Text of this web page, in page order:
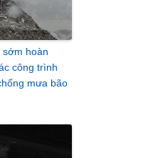
sớm hoàn
công trình
mưa bão